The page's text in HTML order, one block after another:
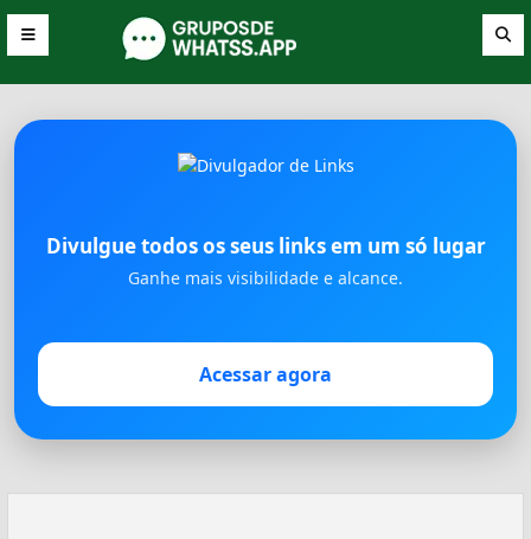
Divulgue todos os seus links em um só lugar
Ganhe mais visibilidade e alcance.
Acessar agora